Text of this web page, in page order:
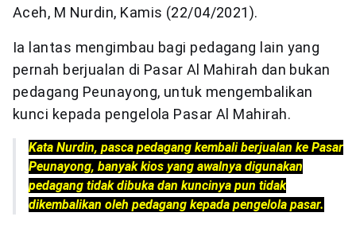
Aceh, M Nurdin, Kamis (22/04/2021).
Ia lantas mengimbau bagi pedagang lain yang
pernah berjualan di Pasar Al Mahirah dan bukan
pedagang Peunayong, untuk mengembalikan
kunci kepada pengelola Pasar Al Mahirah.
Kata Nurdin, pasca pedagang kembali berjualan ke Pasar
Peunayong, banyak kios yang awalnya digunakan
pedagang tidak dibuka dan kuncinya pun tidak
dikembalikan oleh pedagang kepada pengelola pasar.